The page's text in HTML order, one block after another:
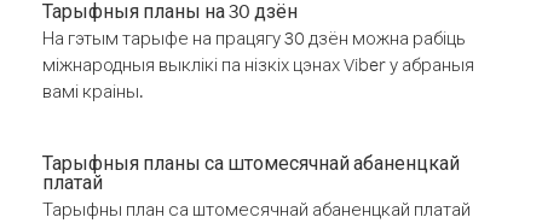
Тарыфныя планы на 30 дзён
На гэтым тарыфе на працягу 30 дзён можна рабіць
міжнародныя выклікі па нізкіх цэнах Viber у абраныя
вамі краіны.
Тарыфныя планы са штомесячнай абаненцкай
платай
Тарыфны план са штомесячнай абаненцкай платай